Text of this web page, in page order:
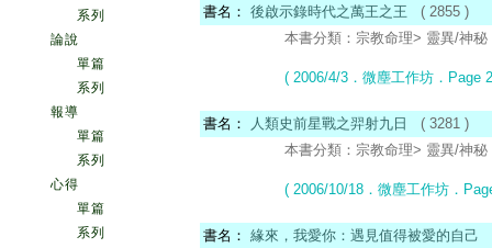
系列
論說
單篇
系列
報導
單篇
系列
心得
單篇
系列
書名： 後啟示錄時代之萬王之王
( 2855 )
本書分類：宗教命理> 靈異/神
( 2006/4/3．微塵工作坊 ．Page
書名： 人類史前星戰之羿射九日
( 3281 )
本書分類：宗教命理> 靈異/神
( 2006/10/18．微塵工作坊 ．
書名： 緣來，我愛你：遇見值得被愛的自己